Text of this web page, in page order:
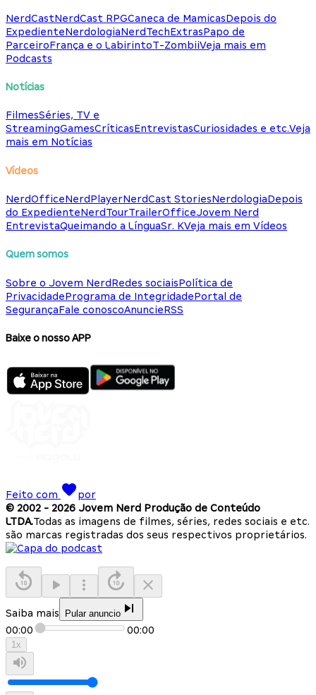
NerdCastNerdCast RPGCaneca de MamicasDepois do
ExpedienteNerdologiaNerdTechExtrasPapo de
ParceiroFrança e o LabirintoT-ZombiiVeja mais em
Podcasts
Notícias
FilmesSéries, TV e
StreamingGamesCríticasEntrevistasCuriosidades e etc.Veja
mais em Notícias
Vídeos
NerdOfficeNerdPlayerNerdCast StoriesNerdologiaDepois
do ExpedienteNerdTourTrailerOfficeJovem Nerd
EntrevistaQueimando a LínguaSr. KVeja mais em Vídeos
Quem somos
Sobre o Jovem NerdRedes sociaisPolítica de
PrivacidadePrograma de IntegridadePortal de
SegurançaFale conoscoAnuncieRSS
Baixe o nosso APP
Feito com
por
© 2002 - 2026 Jovem Nerd Produção de Conteúdo
LTDA.Todas as imagens de filmes, séries, redes sociais e etc.
são marcas registradas dos seus respectivos proprietários.
Saiba mais Pular anuncio
00:00 00:00
1x